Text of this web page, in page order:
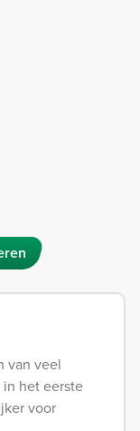
van veel
het eerste
voor